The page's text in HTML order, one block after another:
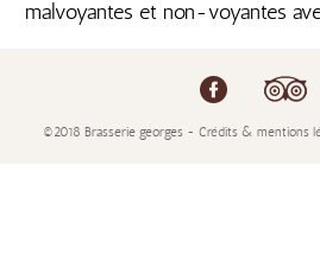
malvoyantes et non-voyantes
©2018 Brasserie georges - Crédits & mentions